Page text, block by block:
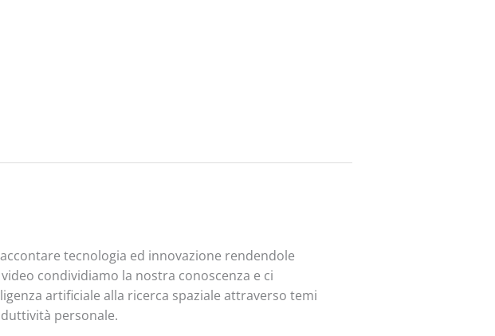
tecnologia ed innovazione rendendole
condividiamo la nostra conoscenza e ci
artificiale alla ricerca spaziale attraverso temi
personale.